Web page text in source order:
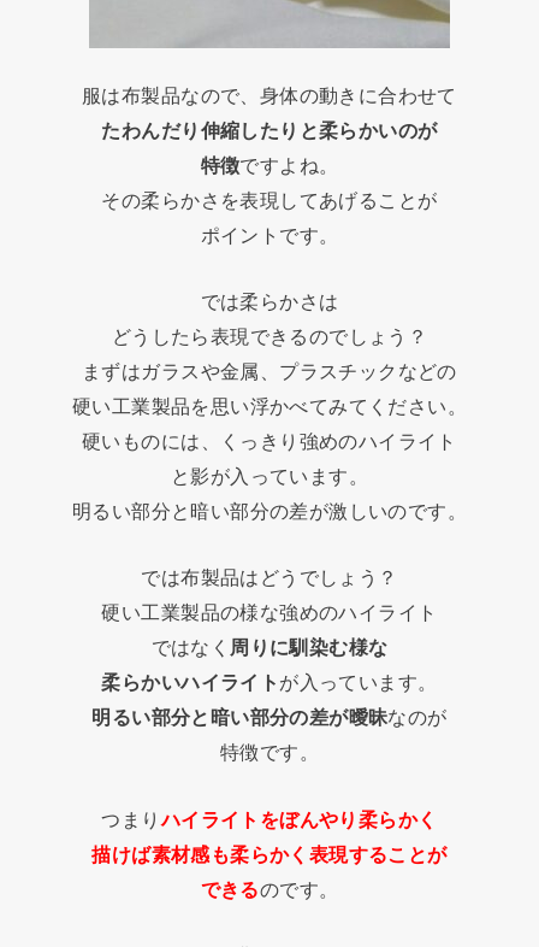
服は布製品なので、身体の動きに合わせて
たわんだり伸縮したりと柔らかいのが
特徴ですよね。
その柔らかさを表現してあげることが
ポイントです。
では柔らかさは
どうしたら表現できるのでしょう？
まずはガラスや金属、プラスチックなどの
硬い工業製品を思い浮かべてみてください。
硬いものには、くっきり強めのハイライト
と影が入っています。
明るい部分と暗い部分の差が激しいのです。
では布製品はどうでしょう？
硬い工業製品の様な強めのハイライト
ではなく 周りに馴染む様な
柔らかいハイライト が入っています。
明るい部分と暗い部分の差が曖昧なのが
特徴です。
つまりハイライトをぼんやり柔らかく
描けば素材感も柔らかく表現することが
できるのです。